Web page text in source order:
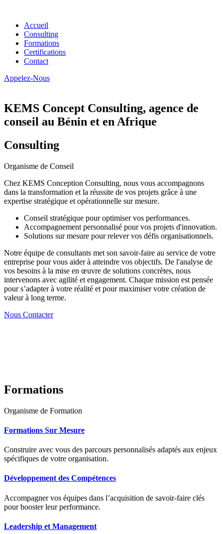
Accueil
Consulting
Formations
Certifications
Contact
Appelez-Nous
KEMS Concept Consulting, agence de
conseil au Bénin et en Afrique
Consulting
Organisme de Conseil
Chez KEMS Conception Consulting, nous vous accompagnons
dans la transformation et la réussite de vos projets grâce à une
expertise stratégique et opérationnelle sur mesure.
Conseil stratégique pour optimiser vos performances.
Accompagnement personnalisé pour vos projets d'innovation.
Solutions sur mesure pour relever vos défis organisationnels.
Notre équipe de consultants met son savoir-faire au service de votre
entreprise pour vous aider à atteindre vos objectifs. De l'analyse de
vos besoins à la mise en œuvre de solutions concrètes, nous
intervenons avec agilité et engagement. Chaque mission est pensée
pour s’adapter à votre réalité et pour maximiser votre création de
valeur à long terme.
Nous Contacter
Formations
Organisme de Formation
Formations Sur Mesure
Construire avec vous des parcours personnalisés adaptés aux enjeux
spécifiques de votre organisation.
Développement des Compétences
Accompagner vos équipes dans l’acquisition de savoir-faire clés
pour booster leur performance.
Leadership et Management